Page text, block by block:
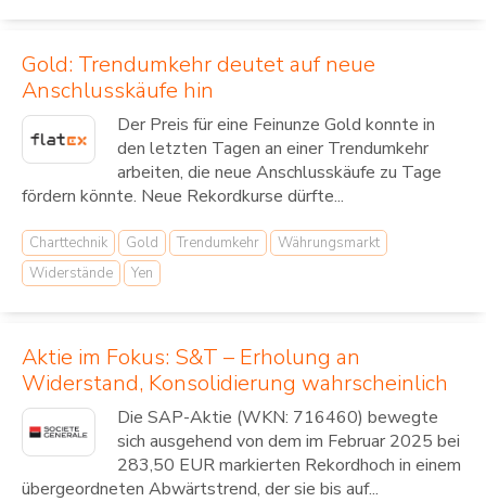
Gold: Trendumkehr deutet auf neue
Anschlusskäufe hin
Der Preis für eine Feinunze Gold konnte in
den letzten Tagen an einer Trendumkehr
arbeiten, die neue Anschlusskäufe zu Tage
fördern könnte. Neue Rekordkurse dürfte...
Charttechnik Gold Trendumkehr
Währungsmarkt
Widerstände
Yen
Aktie im Fokus: S&T – Erholung an
Widerstand, Konsolidierung wahrscheinlich
Die SAP-Aktie (WKN: 716460) bewegte
sich ausgehend von dem im Februar 2025 bei
283,50 EUR markierten Rekordhoch in einem
übergeordneten Abwärtstrend, der sie bis auf...